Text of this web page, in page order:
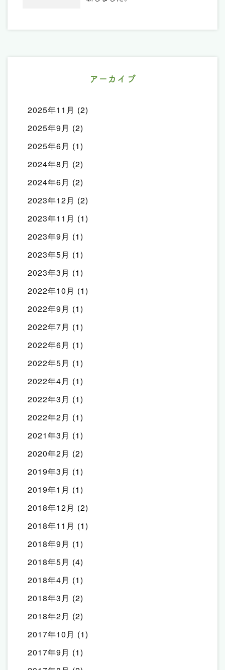
アーカイブ
2025年11月 (2)
2025年9月 (2)
2025年6月 (1)
2024年8月 (2)
2024年6月 (2)
2023年12月 (2)
2023年11月 (1)
2023年9月 (1)
2023年5月 (1)
2023年3月 (1)
2022年10月 (1)
2022年9月 (1)
2022年7月 (1)
2022年6月 (1)
2022年5月 (1)
2022年4月 (1)
2022年3月 (1)
2022年2月 (1)
2021年3月 (1)
2020年2月 (2)
2019年3月 (1)
2019年1月 (1)
2018年12月 (2)
2018年11月 (1)
2018年9月 (1)
2018年5月 (4)
2018年4月 (1)
2018年3月 (2)
2018年2月 (2)
2017年10月 (1)
2017年9月 (1)